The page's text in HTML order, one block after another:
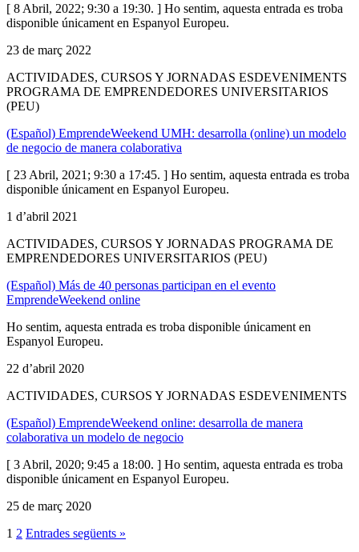
[ 8 Abril, 2022; 9:30 a 19:30. ] Ho sentim, aquesta entrada es troba
disponible únicament en Espanyol Europeu.
23 de març 2022
ACTIVIDADES, CURSOS Y JORNADAS ESDEVENIMENTS
PROGRAMA DE EMPRENDEDORES UNIVERSITARIOS
(PEU)
(Español) EmprendeWeekend UMH: desarrolla (online) un modelo
de negocio de manera colaborativa
[ 23 Abril, 2021; 9:30 a 17:45. ] Ho sentim, aquesta entrada es troba
disponible únicament en Espanyol Europeu.
1 d’abril 2021
ACTIVIDADES, CURSOS Y JORNADAS PROGRAMA DE
EMPRENDEDORES UNIVERSITARIOS (PEU)
(Español) Más de 40 personas participan en el evento
EmprendeWeekend online
Ho sentim, aquesta entrada es troba disponible únicament en
Espanyol Europeu.
22 d’abril 2020
ACTIVIDADES, CURSOS Y JORNADAS ESDEVENIMENTS
(Español) EmprendeWeekend online: desarrolla de manera
colaborativa un modelo de negocio
[ 3 Abril, 2020; 9:45 a 18:00. ] Ho sentim, aquesta entrada es troba
disponible únicament en Espanyol Europeu.
25 de març 2020
1 2 Entrades següents »